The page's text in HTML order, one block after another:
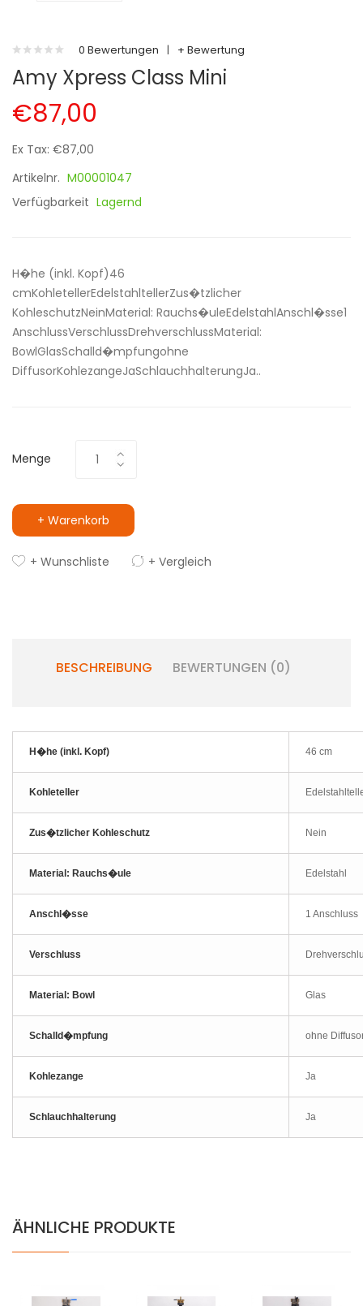
0 Bewertungen | + Bewertung
Amy Xpress Class Mini
€87,00
Ex Tax: €87,00
Artikelnr. M00001047
Verfügbarkeit Lagernd
H�he (inkl. Kopf)46
cmKohletellerEdelstahltellerZus�tzlicher
KohleschutzNeinMaterial: Rauchs�uleEdelstahlAnschl�sse1
AnschlussVerschlussDrehverschlussMaterial:
BowlGlasSchalld�mpfungohne
DiffusorKohlezangeJaSchlauchhalterungJa..
Menge
+ Warenkorb
+ Wunschliste + Vergleich
BESCHREIBUNG BEWERTUNGEN (0)
H�he (inkl. Kopf) 46 cm
Kohleteller
Zus�tzlicher Kohleschutz Nein
Material: Rauchs�ule Edelstahl
Anschl�sse 1 Anschluss
Verschluss
Material: Bowl Glas
Schalld�mpfung ohne
Kohlezange Ja
Schlauchhalterung Ja
ÄHNLICHE PRODUKTE